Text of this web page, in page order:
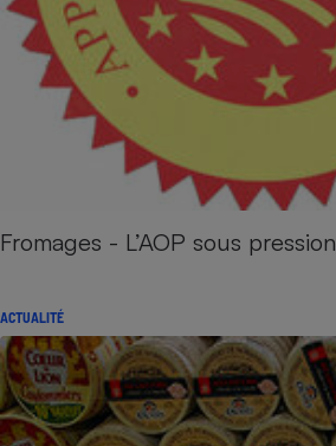
Fromages - L’AOP sous pression
ACTUALITÉ